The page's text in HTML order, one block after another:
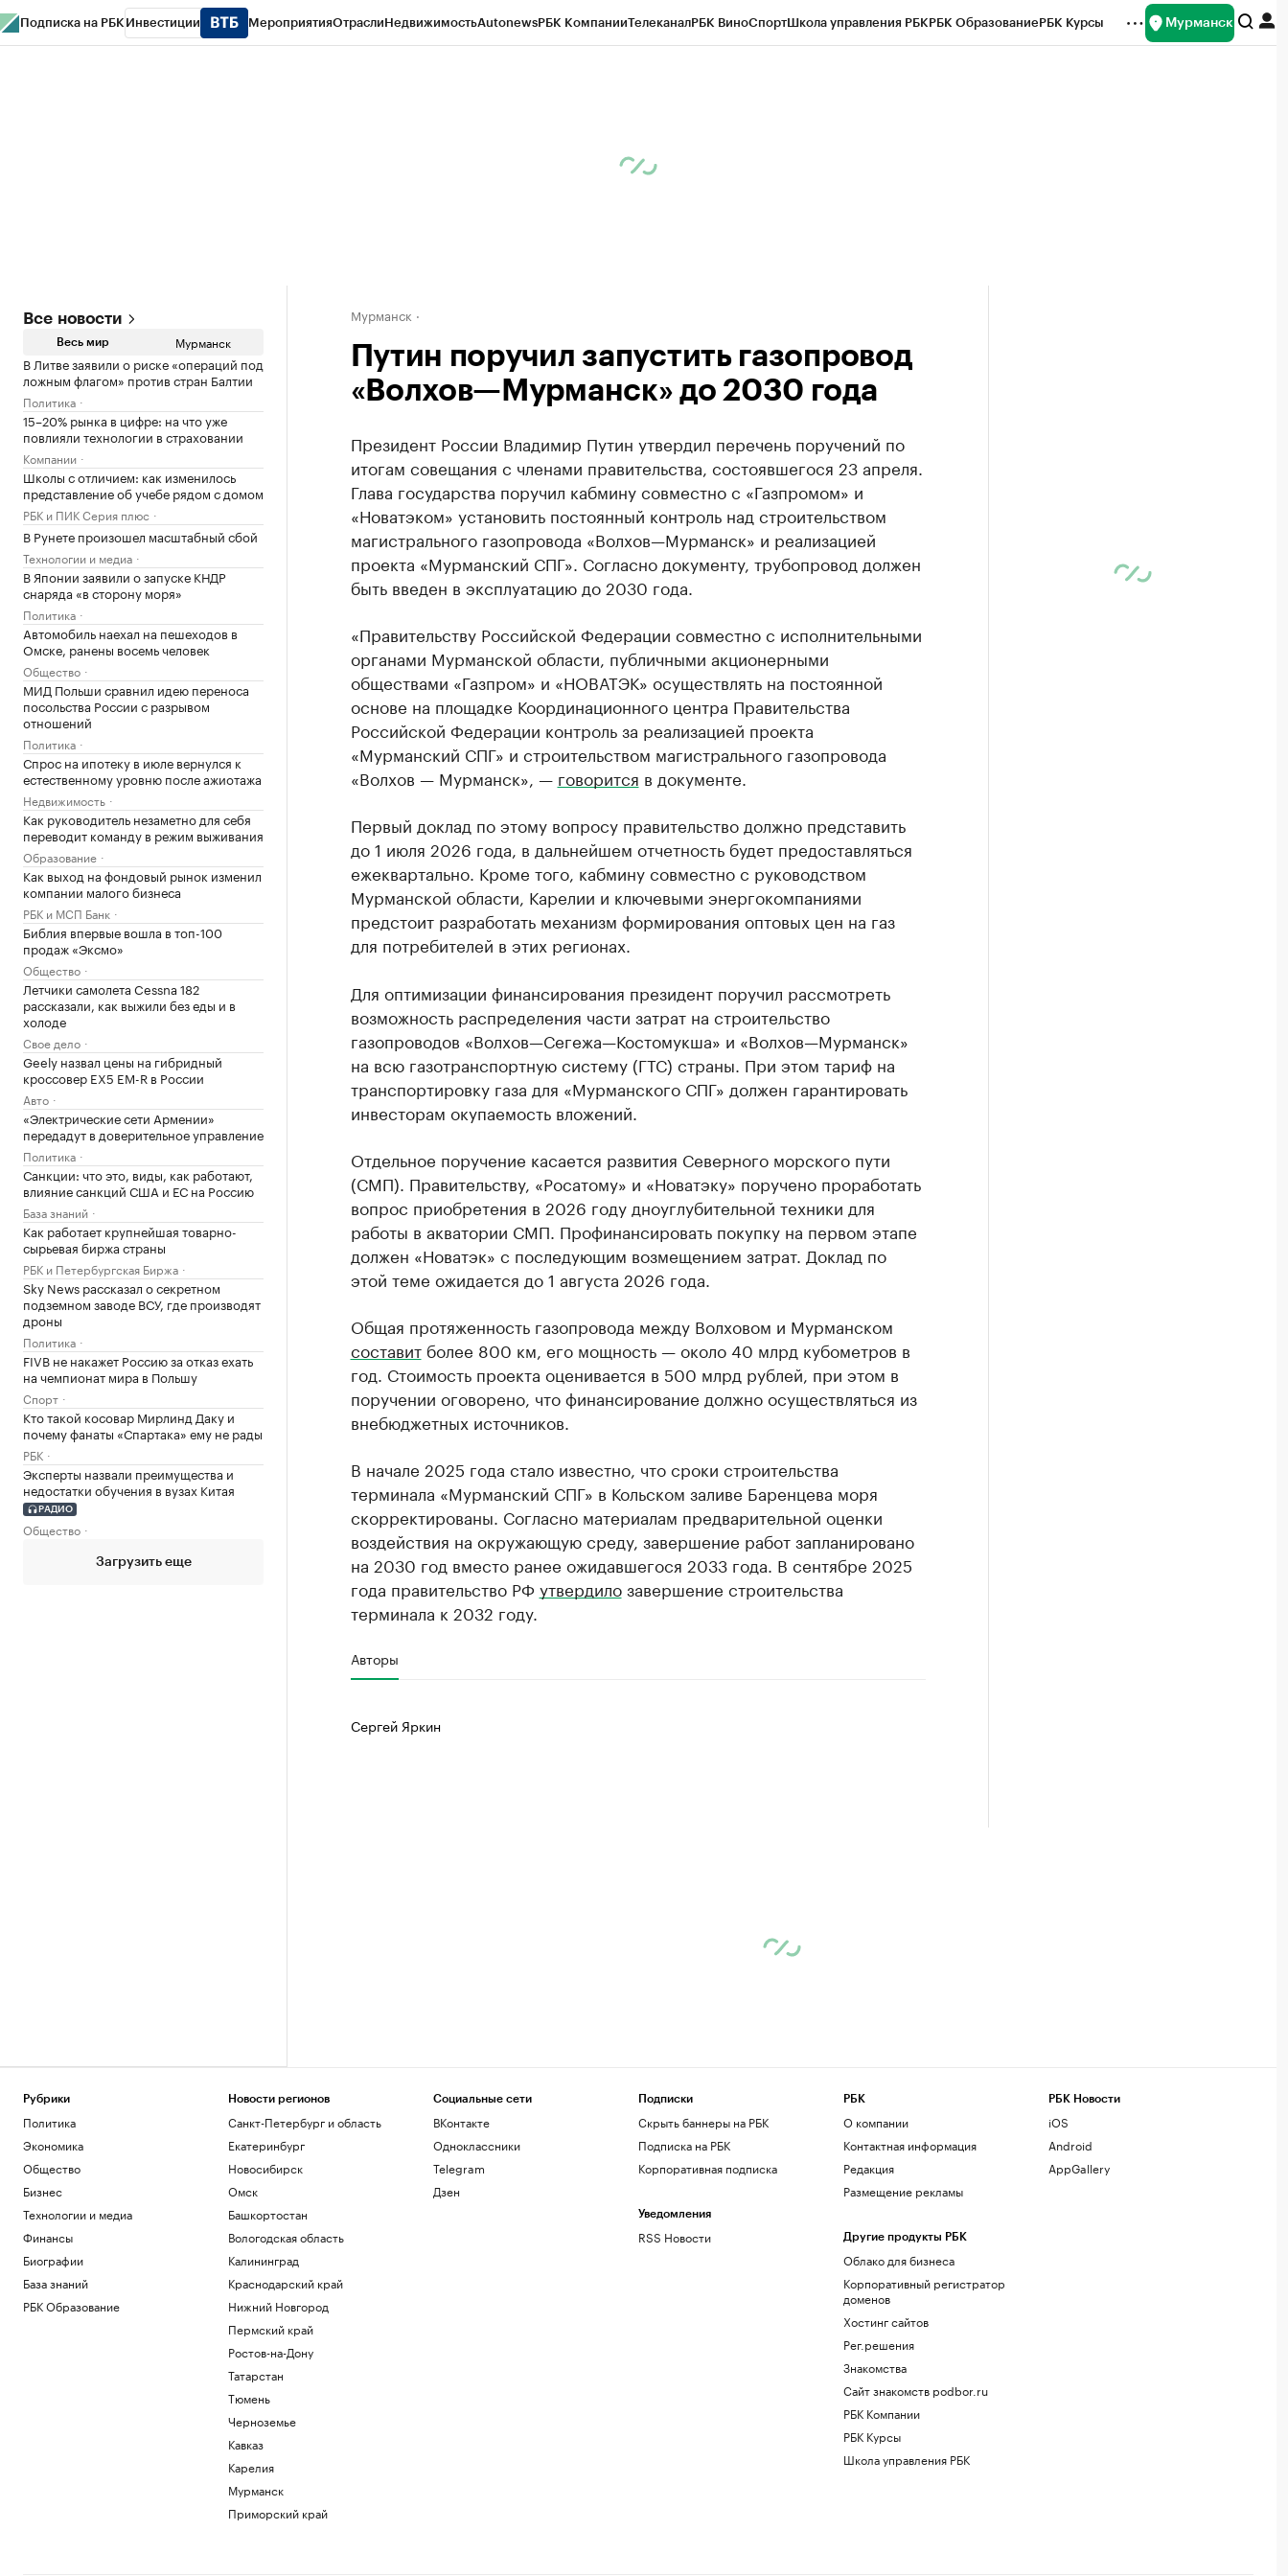
Подписка на РБК Инвестиции МероприятияОтраслиНедвижимостьAutonewsРБК КомпанииТелеканалРБК ВиноСпортШкола управления РБКРБК ОбразованиеРБК Курсы Мурманск
Все новости
Весь мир Мурманск
В Литве заявили о риске «операций под
ложным флагом» против стран Балтии
Политика
15–20% рынка в цифре: на что уже
повлияли технологии в страховании
Компании
Школы с отличием: как изменилось
представление об учебе рядом с домом
РБК и ПИК Серия плюс
В Рунете произошел масштабный сбой
Технологии и медиа
В Японии заявили о запуске КНДР
снаряда «в сторону моря»
Политика
Автомобиль наехал на пешеходов в
Омске, ранены восемь человек
Общество
МИД Польши сравнил идею переноса
посольства России с разрывом
отношений
Политика
Спрос на ипотеку в июле вернулся к
естественному уровню после ажиотажа
Недвижимость
Как руководитель незаметно для себя
переводит команду в режим выживания
Образование
Как выход на фондовый рынок изменил
компании малого бизнеса
РБК и МСП Банк
Библия впервые вошла в топ-100
продаж «Эксмо»
Общество
Летчики самолета Cessna 182
рассказали, как выжили без еды и в
холоде
Свое дело
Geely назвал цены на гибридный
кроссовер EX5 EM-R в России
Авто
«Электрические сети Армении»
передадут в доверительное управление
Политика
Санкции: что это, виды, как работают,
влияние санкций США и ЕС на Россию
База знаний
Как работает крупнейшая товарно-
сырьевая биржа страны
РБК и Петербургская Биржа
Sky News рассказал о секретном
подземном заводе ВСУ, где производят
дроны
Политика
FIVB не накажет Россию за отказ ехать
на чемпионат мира в Польшу
Спорт
Кто такой косовар Мирлинд Даку и
почему фанаты «Спартака» ему не рады
РБК
Эксперты назвали преимущества и
недостатки обучения в вузах Китая
РАДИО
Общество
Загрузить еще
Мурманск
Путин поручил запустить газопровод
«Волхов—Мурманск» до 2030 года
Президент России Владимир Путин утвердил перечень поручений по
итогам совещания с членами правительства, состоявшегося 23 апреля.
Глава государства поручил кабмину совместно с «Газпромом» и
«Новатэком» установить постоянный контроль над строительством
магистрального газопровода «Волхов—Мурманск» и реализацией
проекта «Мурманский СПГ». Согласно документу, трубопровод должен
быть введен в эксплуатацию до 2030 года.
«Правительству Российской Федерации совместно с исполнительными
органами Мурманской области, публичными акционерными
обществами «Газпром» и «НОВАТЭК» осуществлять на постоянной
основе на площадке Координационного центра Правительства
Российской Федерации контроль за реализацией проекта
«Мурманский СПГ» и строительством магистрального газопровода
«Волхов — Мурманск», — говорится в документе.
Первый доклад по этому вопросу правительство должно представить
до 1 июля 2026 года, в дальнейшем отчетность будет предоставляться
ежеквартально. Кроме того, кабмину совместно с руководством
Мурманской области, Карелии и ключевыми энергокомпаниями
предстоит разработать механизм формирования оптовых цен на газ
для потребителей в этих регионах.
Для оптимизации финансирования президент поручил рассмотреть
возможность распределения части затрат на строительство
газопроводов «Волхов—Сегежа—Костомукша» и «Волхов—Мурманск»
на всю газотранспортную систему (ГТС) страны. При этом тариф на
транспортировку газа для «Мурманского СПГ» должен гарантировать
инвесторам окупаемость вложений.
Отдельное поручение касается развития Северного морского пути
(СМП). Правительству, «Росатому» и «Новатэку» поручено проработать
вопрос приобретения в 2026 году дноуглубительной техники для
работы в акватории СМП. Профинансировать покупку на первом этапе
должен «Новатэк» с последующим возмещением затрат. Доклад по
этой теме ожидается до 1 августа 2026 года.
Общая протяженность газопровода между Волховом и Мурманском
составитболее 800 км, его мощность — около 40 млрд кубометров в
год. Стоимость проекта оценивается в 500 млрд рублей, при этом в
поручении оговорено, что финансирование должно осуществляться из
внебюджетных источников.
В начале 2025 года стало известно, что сроки строительства
терминала «Мурманский СПГ» в Кольском заливе Баренцева моря
скорректированы. Согласно материалам предварительной оценки
воздействия на окружающую среду, завершение работ запланировано
на 2030 год вместо ранее ожидавшегося 2033 года. В сентябре 2025
года правительство РФ утвердилозавершение строительства
терминала к 2032 году.
Авторы
Сергей Яркин
Рубрики
Политика
Экономика
Общество
Бизнес
Технологии и медиа
Финансы
Биографии
База знаний
РБК Образование
Новости регионов
Санкт-Петербург и область
Екатеринбург
Новосибирск
Омск
Башкортостан
Вологодская область
Калининград
Краснодарский край
Нижний Новгород
Пермский край
Ростов-на-Дону
Татарстан
Тюмень
Черноземье
Кавказ
Карелия
Мурманск
Приморский край
Социальные сети
ВКонтакте
Одноклассники
Telegram
Дзен
Подписки
Скрыть баннеры на РБК
Подписка на РБК
Корпоративная подписка
Уведомления
RSS Новости
РБК
О компании
Контактная информация
Редакция
Размещение рекламы
Другие продукты РБК
Облако для бизнеса
Корпоративный регистратор
доменов
Хостинг сайтов
Рег.решения
Знакомства
Сайт знакомств podbor.ru
РБК Компании
РБК Курсы
Школа управления РБК
РБК Новости
iOS
Android
AppGallery